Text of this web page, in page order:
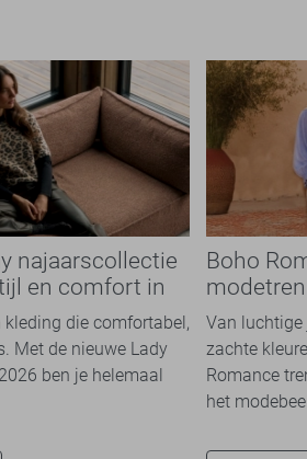
najaarscollectie
en comfort in
die comfortabel,
Met de nieuwe Lady
ben je helemaal
Boho
overal
Van luchtige
zachte
Romance
het